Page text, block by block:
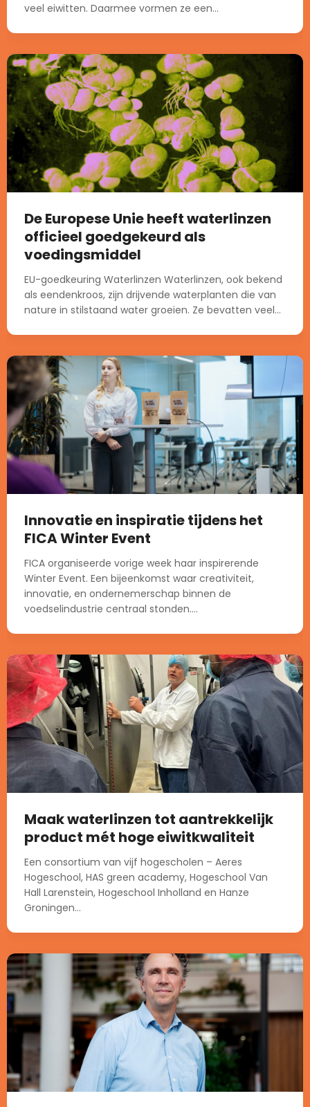
veel eiwitten. Daarmee vormen ze een...
De Europese Unie heeft waterlinzen
officieel goedgekeurd als
voedingsmiddel
EU-goedkeuring Waterlinzen Waterlinzen, ook bekend
als eendenkroos, zijn drijvende waterplanten die van
nature in stilstaand water groeien. Ze bevatten veel...
Innovatie en inspiratie tijdens het
FICA Winter Event
FICA organiseerde vorige week haar inspirerende
Winter Event. Een bijeenkomst waar creativiteit,
innovatie, en ondernemerschap binnen de
voedselindustrie centraal stonden....
Maak waterlinzen tot aantrekkelijk
product mét hoge eiwitkwaliteit
Een consortium van vijf hogescholen – Aeres
Hogeschool, HAS green academy, Hogeschool Van
Hall Larenstein, Hogeschool Inholland en Hanze
Groningen...